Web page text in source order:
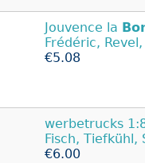
Jouvence la
Frédéric,
€5.08
werbetrucks
Fisch, Tiefkühl,
€6.00